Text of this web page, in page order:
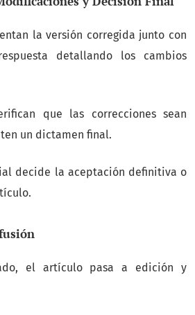
la versión corregida junto con
detallando los cambios
que las correcciones sean
un dictamen final.
decide la aceptación definitiva o
el artículo pasa a edición y